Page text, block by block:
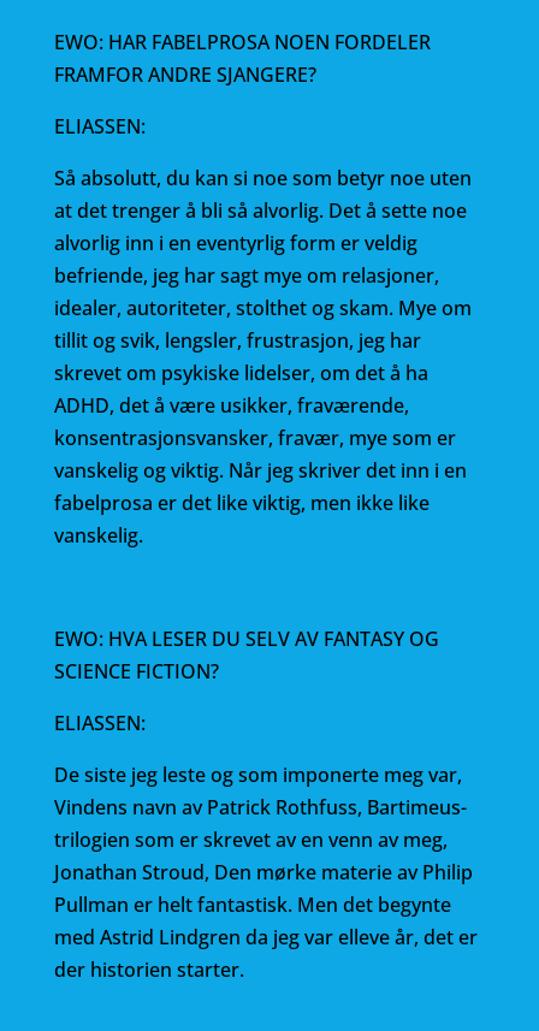
EWO: HAR FABELPROSA NOEN FORDELER
FRAMFOR ANDRE SJANGERE?
ELIASSEN:
Så absolutt, du kan si noe som betyr noe uten
at det trenger å bli så alvorlig. Det å sette noe
alvorlig inn i en eventyrlig form er veldig
befriende, jeg har sagt mye om relasjoner,
idealer, autoriteter, stolthet og skam. Mye om
tillit og svik, lengsler, frustrasjon, jeg har
skrevet om psykiske lidelser, om det å ha
ADHD, det å være usikker, fraværende,
konsentrasjonsvansker, fravær, mye som er
vanskelig og viktig. Når jeg skriver det inn i en
fabelprosa er det like viktig, men ikke like
vanskelig.
EWO: HVA LESER DU SELV AV FANTASY OG
SCIENCE FICTION?
ELIASSEN:
De siste jeg leste og som imponerte meg var,
Vindens navn av Patrick Rothfuss, Bartimeus-
trilogien som er skrevet av en venn av meg,
Jonathan Stroud, Den mørke materie av Philip
Pullman er helt fantastisk. Men det begynte
med Astrid Lindgren da jeg var elleve år, det er
der historien starter.